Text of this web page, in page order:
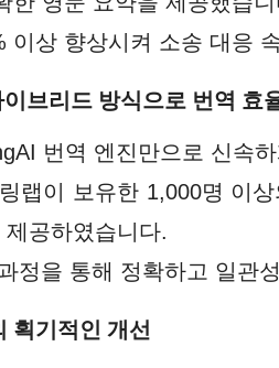
이상 향상시켜 소송 대응
브리드 방식으로 번역 효
번역 엔진만으로 신속
랩이 보유한 1,000명 이
공하였습니다.
정을 통해 정확하고 일관
획기적인 개선